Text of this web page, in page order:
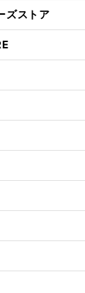
ズストア